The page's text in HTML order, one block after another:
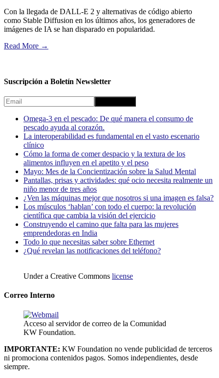
Con la llegada de DALL-E 2 y alternativas de código abierto
como Stable Diffusion en los últimos años, los generadores de
imágenes de IA se han disparado en popularidad.
Read More →
Suscripción a Boletín Newsletter
Omega-3 en el pescado: De qué manera el consumo de
pescado ayuda al corazón.
La interoperabilidad es fundamental en el vasto escenario
clínico
Cómo la forma de comer despacio y la textura de los
alimentos influyen en el apetito y el peso
Mayo: Mes de la Concientización sobre la Salud Mental
Pantallas, prisas y actividades: qué ocio necesita realmente un
niño menor de tres años
¿Ven las máquinas mejor que nosotros si una imagen es falsa?
Los músculos ‘hablan’ con todo el cuerpo: la revolución
científica que cambia la visión del ejercicio
Construyendo el camino que falta para las mujeres
emprendedoras en India
Todo lo que necesitas saber sobre Ethernet
¿Qué revelan las notificaciones del teléfono?
Under a Creative Commons license
Correo Interno
Acceso al servidor de correo de la Comunidad
KW Foundation.
IMPORTANTE: KW Foundation no vende publicidad de terceros
ni promociona contenidos pagos. Somos independientes, desde
siempre.